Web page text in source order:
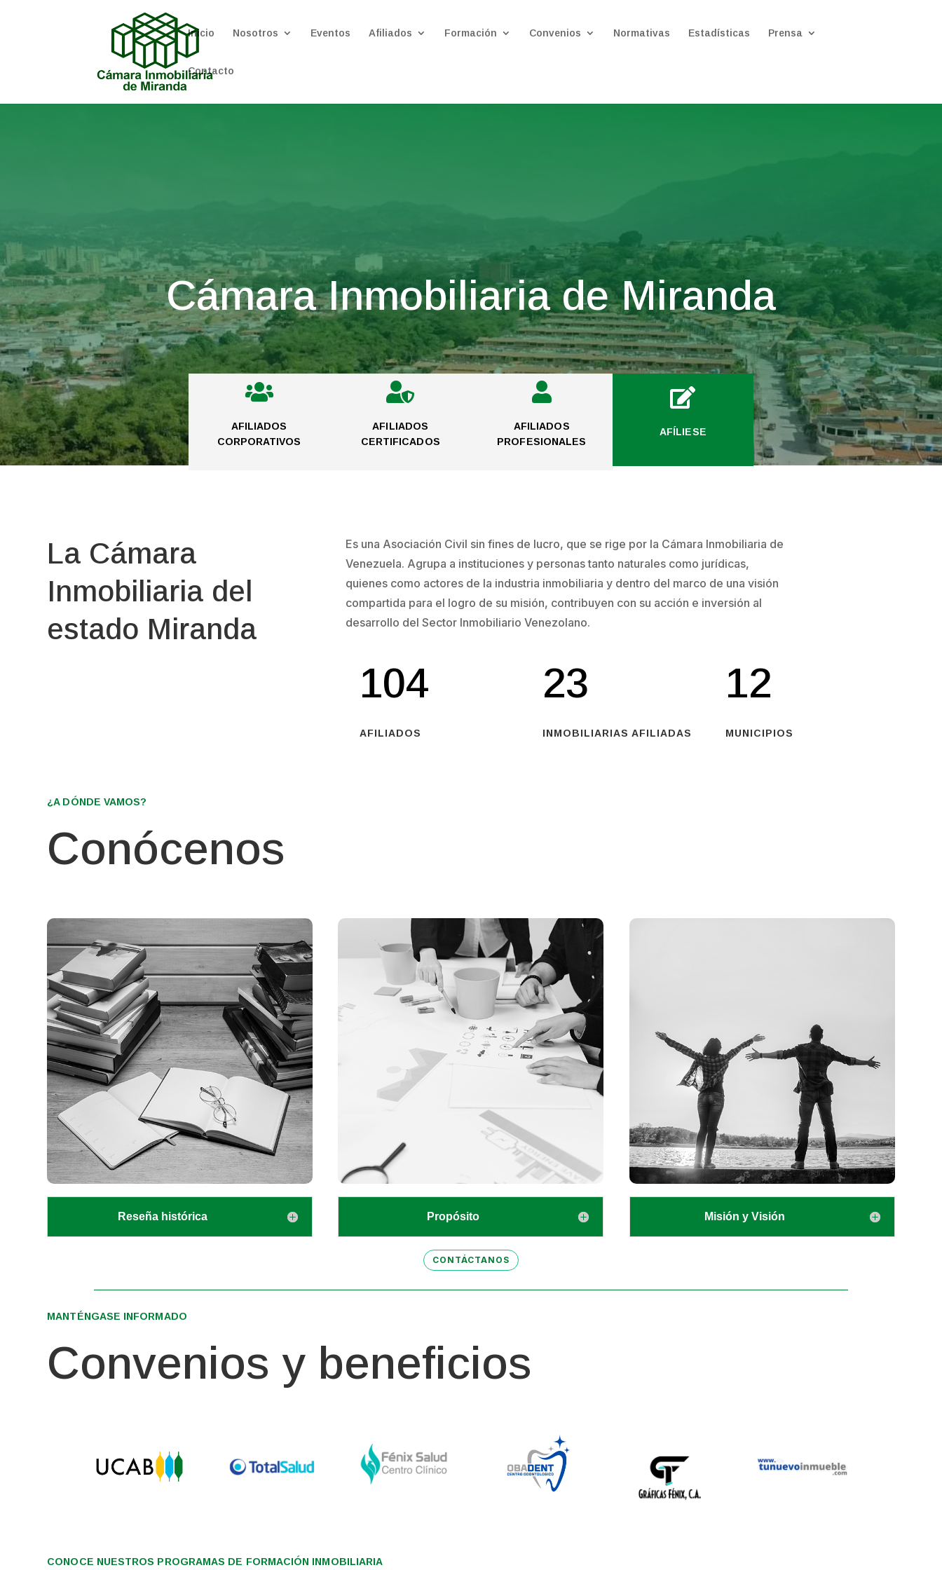
Inicio Nosotros Eventos Afiliados Formación Convenios Normativas Estadísticas Prensa
Contacto
Cámara Inmobiliaria de Miranda

AFILIADOS
CORPORATIVOS

AFILIADOS
CERTIFICADOS

AFILIADOS
PROFESIONALES

AFÍLIESE
La Cámara
Inmobiliaria del
estado Miranda
Es una Asociación Civil sin fines de lucro, que se rige por la Cámara Inmobiliaria de
Venezuela. Agrupa a instituciones y personas tanto naturales como jurídicas,
quienes como actores de la industria inmobiliaria y dentro del marco de una visión
compartida para el logro de su misión, contribuyen con su acción e inversión al
desarrollo del Sector Inmobiliario Venezolano.
104
AFILIADOS
23
INMOBILIARIAS AFILIADAS
12
MUNICIPIOS
¿A DÓNDE VAMOS?
Conócenos
Reseña histórica Propósito
CONTÁCTANOS
Misión y Visión
MANTÉNGASE INFORMADO
Convenios y beneficios
CONOCE NUESTROS PROGRAMAS DE FORMACIÓN INMOBILIARIA